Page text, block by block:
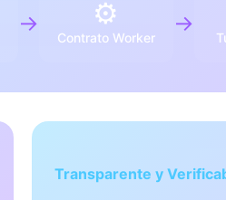
→ ⚙️
Contrato Worker
→
Transparente y